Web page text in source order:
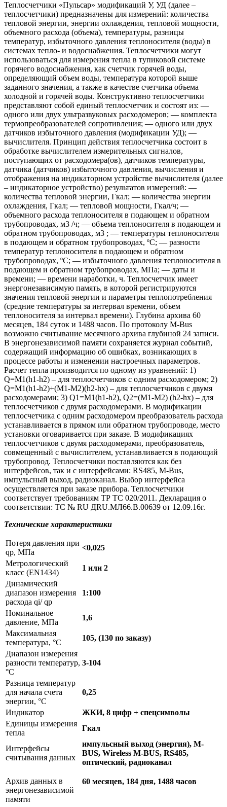
Теплосчетчики «Пульсар» модификаций У, УД (далее –
теплосчетчики) предназначены для измерений: количества
тепловой энергии, энергии охлаждения, тепловой мощности,
объемного расхода (объема), температуры, разницы
температур, избыточного давления теплоносителя (воды) в
системах тепло- и водоснабжения. Теплосчетчики могут
использоваться для измерения тепла в тупиковой системе
горячего водоснабжения, как счетчик горячей воды,
определяющий объем воды, температура которой выше
заданного значения, а также в качестве счетчика объема
холодной и горячей воды. Конструктивно теплосчетчики
представляют собой единый теплосчетчик и состоят из: —
одного или двух ультразвуковых расходомеров; — комплекта
термопреобразователей сопротивления; — одного или двух
датчиков избыточного давления (модификации УД); —
вычислителя. Принцип действия теплосчетчика состоит в
обработке вычислителем измерительных сигналов,
поступающих от расходомера(ов), датчиков температуры,
датчика (датчиков) избыточного давления, вычисления и
отображения на индикаторном устройстве вычислителя (далее
– индикаторное устройство) результатов измерений: —
количества тепловой энергии, Гкал; — количества энергии
охлаждения, Гкал; — тепловой мощности, Гкал/ч; —
объемного расхода теплоносителя в подающем и обратном
трубопроводах, м3 /ч; — объема теплоносителя в подающем и
обратном трубопроводах, м3 ; — температуры теплоносителя
в подающем и обратном трубопроводах, ºС; — разности
температур теплоносителя в подающем и обратном
трубопроводах, ºС; — избыточного давления теплоносителя в
подающем и обратном трубопроводах, МПа; — даты и
времени; — времени наработки, ч. Теплосчетчик имеет
энергонезависимую память, в которой регистрируются
значения тепловой энергии и параметры теплопотребления
(средние температуры за интервал времени, объем
теплоносителя за интервал времени). Глубина архива 60
месяцев, 184 суток и 1488 часов. По протоколу M-Bus
возможно считывание месячного архива глубиной 24 записи.
В энергонезависимой памяти сохраняется журнал событий,
содержащий информацию об ошибках, возникающих в
процессе работы и изменении настроечных параметров.
Расчет тепла производится по одному из уравнений: 1)
Q=M1(h1-h2) – для теплосчетчиков с одним расходомером; 2)
Q=M1(h1-h2)+(М1-М2)(h2-hх) – для теплосчетчиков с двумя
расходомерами; 3) Q1=M1(h1-h2), Q2=(M1-M2) (h2-hx) – для
теплосчетчиков с двумя расходомерами. В модификации
теплосчетчика с одним расходомером преобразователь расхода
устанавливается в прямом или обратном трубопроводе, место
установки оговаривается при заказе. В модификациях
теплосчетчиков с двумя расходомерами, преобразователь,
совмещенный с вычислителем, устанавливается в подающий
трубопровод. Теплосчетчики поставляются как без
интерфейсов, так и с интерфейсами: RS485, M-Bus,
импульсный выход, радиоканал. Выбор интерфейса
осуществляется при заказе прибора. Теплосчетчики
соответствует требованиям ТР ТС 020/2011. Декларация о
соответствии: ТС № RU ДRU.МЛ66.В.00639 от 12.09.16г.
Технические характеристики
Потеря давления при
qp, МПа
<0,025
Метрологический
класс (EN1434)
1 или 2
Динамический
диапазон измерения
расхода qi/ qp
1:100
Номинальное
давление, МПа
1,6
Максимальная
температура, °C
105, (130 по заказу)
Диапазон измерения
разности температур,
°C
3-104
Разница температур
для начала счета
энергии, °C
0,25
Индикатор
ЖКИ, 8 цифр + спецсимволы
Единицы измерения
тепла
Гкал
Интерфейсы
считывания данных
импульсный выход (энергия), M-
BUS, Wireless M-BUS, RS485,
оптический, радиоканал
Архив данных в
энергонезависимой
памяти
60 месяцев, 184 дня, 1488 часов